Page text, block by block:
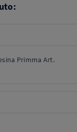
Primma Art.